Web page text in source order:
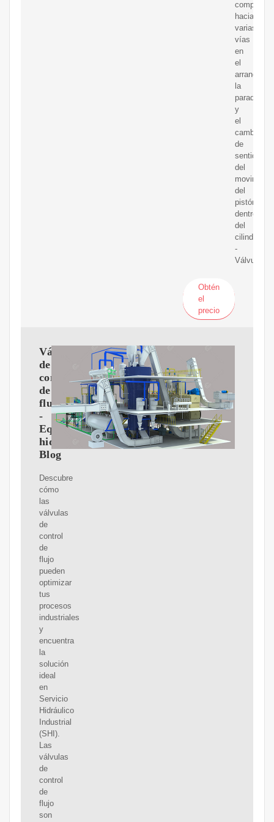
hacia
varias
vías
en
el
arranque,
la
parada
y
el
cambio
de
sentido
del
del
pistón
dentro
del
cilindro.
-
Válvula
Obtén
el
precio
Válvulas
de
control
de
flujo
-
Equipos
hidráulicos
Blog
Descubre
cómo
las
válvulas
de
control
de
flujo
pueden
optimizar
tus
procesos
industriales
y
encuentra
la
solución
ideal
en
Servicio
Hidráulico
Industrial
(SHI).
Las
válvulas
de
control
de
flujo
son